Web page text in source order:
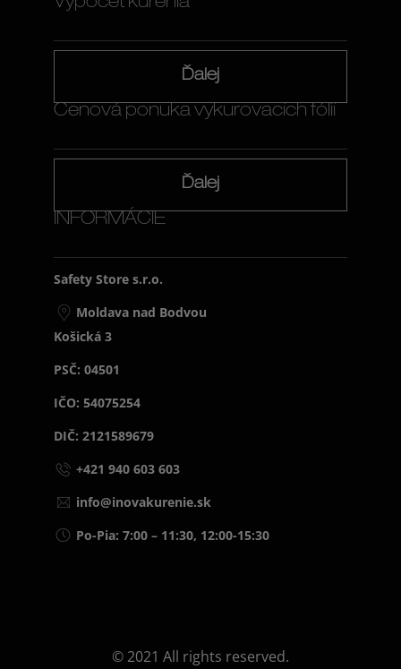
Výpočet kúrenia
Ďalej
Cenová ponuka vykurovacích fólií
Ďalej
INFORMÁCIE
Safety Store s.r.o.
Moldava nad Bodvou
Košická 3
PSČ: 04501
IČO: 54075254
DIČ: 2121589679
+421 940 603 603
info@inovakurenie.sk
Po-Pia: 7:00 – 11:30, 12:00-15:30
© 2021 All rights reserved.